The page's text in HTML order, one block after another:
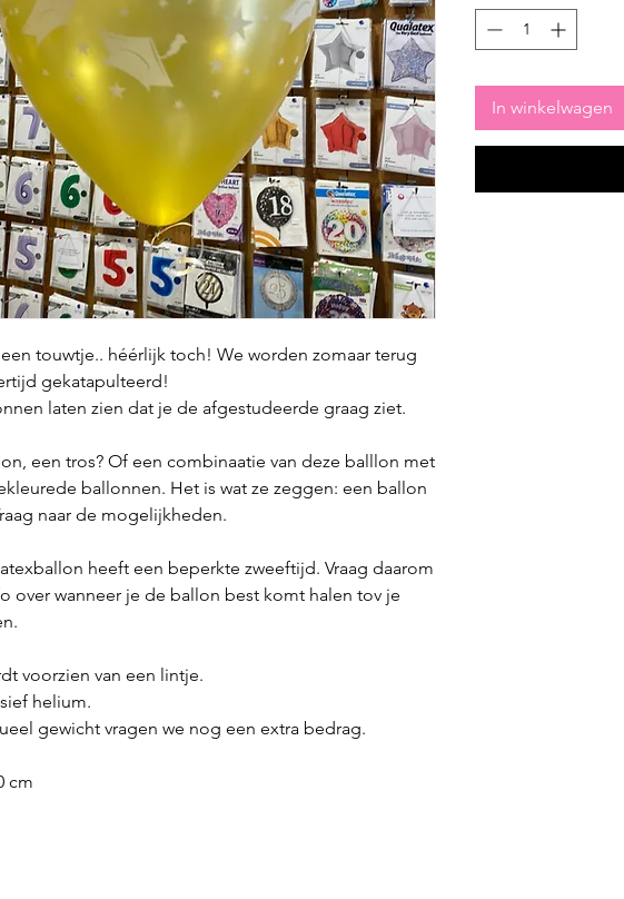
touwtje.. héérlijk toch! We worden zomaar terug
gekatapulteerd!
laten zien dat je de afgestudeerde graag ziet.
een tros? Of een combinaatie van deze balllon met
ballonnen. Het is wat ze zeggen: een ballon
naar de mogelijkheden.
heeft een beperkte zweeftijd. Vraag daarom
over wanneer je de ballon best komt halen tov je
voorzien van een lintje.
helium.
gewicht vragen we nog een extra bedrag.
cm
In winkelwagen